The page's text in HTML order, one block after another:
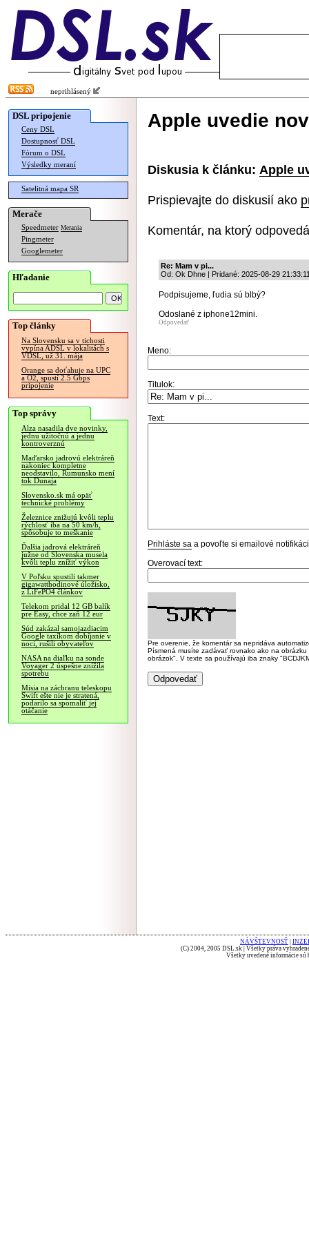
neprihlásený
DSL pripojenie
Ceny DSL
Dostupnosť DSL
Fórum o DSL
Výsledky meraní
Satelitná mapa SR
Merače
Speedmeter Merania
Pingmeter
Googlemeter
Hľadanie
Top články
Na Slovensku sa v tichosti
vypína ADSL v lokalitách s
VDSL, už 31. mája
Orange sa doťahuje na UPC
a O2, spustí 2.5 Gbps
pripojenie
Top správy
Alza nasadila dve novinky,
jednu užitočnú a jednu
kontroverznú
Maďarsko jadrovú elektráreň
nakoniec kompletne
neodstavilo, Rumunsko mení
tok Dunaja
Slovensko.sk má opäť
technické problémy
Železnice znižujú kvôli teplu
rýchlosť iba na 50 km/h,
spôsobuje to meškanie
Ďalšia jadrová elektráreň
južne od Slovenska musela
kvôli teplu znížiť výkon
V Poľsku spustili takmer
gigawatthodinové úložisko,
z LiFePO4 článkov
Telekom pridal 12 GB balík
pre Easy, chce zaň 12 eur
Súd zakázal samojazdiacim
Google taxíkom dobíjanie v
noci, rušili obyvateľov
NASA na diaľku na sonde
Voyager 2 úspešne znížila
spotrebu
Misia na záchranu teleskopu
Swift ešte nie je stratená,
podarilo sa spomaliť jej
otáčanie
Apple uvedie
Diskusia k článku: Apple
Prispievajte do diskusií ako
Komentár, na ktorý
Re: Mam v pi...
Od: Ok Dhne | Pridané: 2025-08-29
Podpisujeme, ľudia sú blbý?
Odoslané z iphone12mini.
Odpovedať
Meno:
Titulok:
Text:
Prihláste sa a povoľte si emailové
Overovací text:
Pre overenie, že komentár sa nepridáva
Písmená musíte zadávať rovnako ako na
obrázok". V texte sa používajú iba znaky
NÁVŠTEVNOSŤ
(C) 2004, 2005 DSL.sk | Všetky práva
Všetky uvedené informácie sú